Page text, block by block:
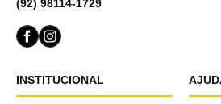
(92) 98114-1729
INSTITUCIONAL